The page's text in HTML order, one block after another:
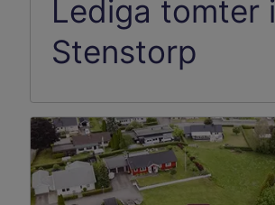
Lediga tomter i
Stenstorp